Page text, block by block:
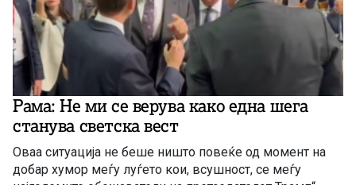
Рама: Не ми се верува како една шега
станува светска вест
Оваа ситуација не беше ништо повеќе од момент на
добар хумор меѓу луѓето кои, всушност, се меѓу